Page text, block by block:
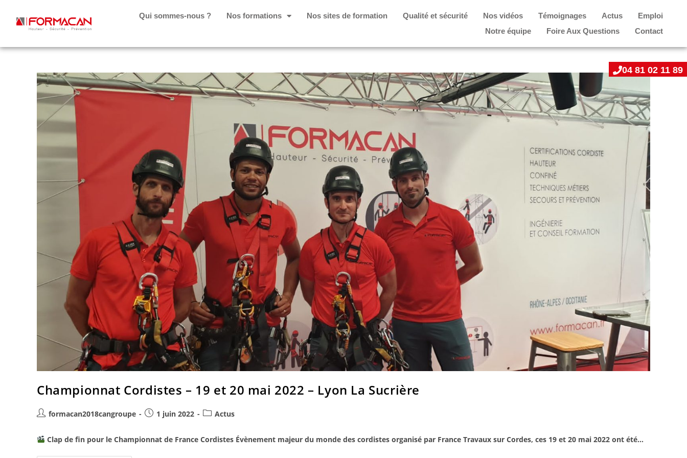
Qui sommes-nous ? Nos formations Nos sites de formation Qualité et sécurité Nos vidéos Témoignages Actus
Emploi
Notre équipe
Foire Aux Questions Contact
04 81 02 11 89
Championnat Cordistes – 19 et 20 mai 2022 – Lyon La Sucrière
formacan2018cangroupe 1 juin 2022 Actus
Clap de fin pour le Championnat de France Cordistes Évènement majeur du monde des cordistes organisé par France Travaux sur Cordes, ces 19 et 20 mai 2022 ont été…